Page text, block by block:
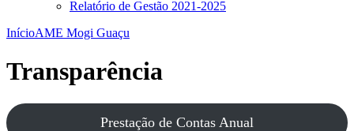
Relatório de Gestão 2021-2025
InícioAME Mogi Guaçu
Transparência
Prestação de Contas Anual